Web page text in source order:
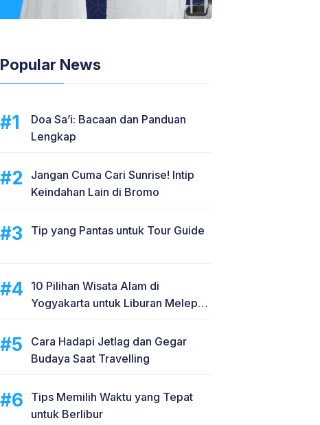
Popular News
Doa Sa’i: Bacaan dan Panduan
Lengkap
Jangan Cuma Cari Sunrise! Intip
Keindahan Lain di Bromo
Tip yang Pantas untuk Tour Guide
10 Pilihan Wisata Alam di
Yogyakarta untuk Liburan Melepas
Cara Hadapi Jetlag dan Gegar
Budaya Saat Travelling
Tips Memilih Waktu yang Tepat
untuk Berlibur